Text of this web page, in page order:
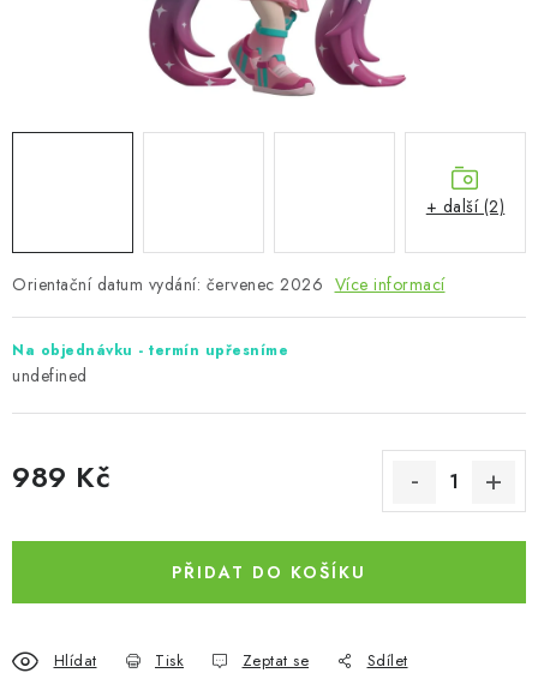
Orientační datum vydání: červenec 2026 Více informací
Na objednávku - termín upřesníme
undefined
989 Kč
PŘIDAT DO KOŠÍKU
Tisk Zeptat se
Hlídat Sdílet
+ další (2)